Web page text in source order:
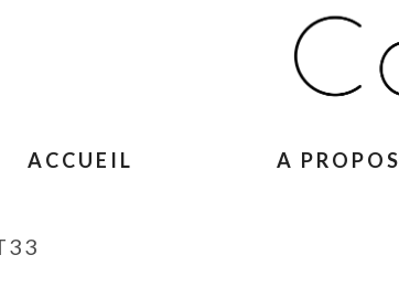
ACCUEIL A PROPOS